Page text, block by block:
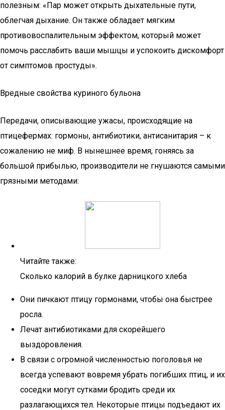
полезным: «Пар может открыть дыхательные пути,
облегчая дыхание. Он также обладает мягким
противовоспалительным эффектом, который может
помочь расслабить ваши мышцы и успокоить дискомфорт
от симптомов простуды».
Вредные свойства куриного бульона
Передачи, описывающие ужасы, происходящие на
птицефермах: гормоны, антибиотики, антисанитария – к
сожалению не миф. В нынешнее время, гоняясь за
большой прибылью, производители не гнушаются самыми
грязными методами:
Читайте также:
Сколько калорий в булке дарницкого хлеба
Они пичкают птицу гормонами, чтобы она быстрее
росла.
Лечат антибиотиками для скорейшего
выздоровления.
В связи с огромной численностью поголовья не
всегда успевают вовремя убрать погибших птиц, и их
соседки могут сутками бродить среди их
разлагающихся тел. Некоторые птицы подъедают их